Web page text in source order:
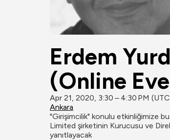
Erdem
(Online
Apr 21, 2020, 3:30 – 4:30 PM
Ankara
"Girişimcilik" konulu etkinliğimize
Limited şirketinin Kurucusu ve
yanıtlayacak